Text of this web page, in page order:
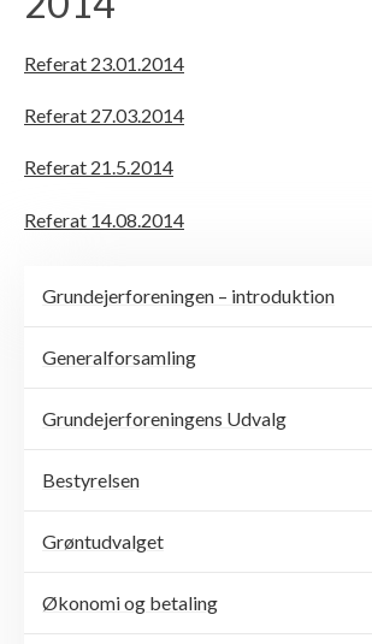
Grundejerforeningen – introduktion
Generalforsamling
Grundejerforeningens Udvalg
Bestyrelsen
Grøntudvalget
Økonomi og betaling
Referat 23.01.2014
Referat 27.03.2014
Referat 21.5.2014
Referat 14.08.2014